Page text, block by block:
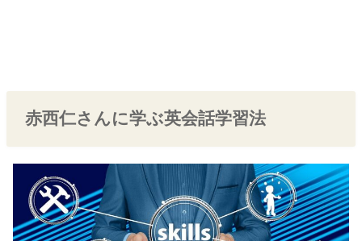
赤西仁さんに学ぶ英会話学習法